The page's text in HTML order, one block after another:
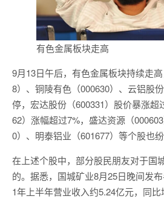
有色金属板块走高
9月13日午后，有色金属板块持续走
8）、铜陵有色（000630）、云铝股
停，宏达股份（600331）股价暴涨超
62）涨幅超过7%，盛达资源（
0）、明泰铝业（601677）等个股也纷
在上述个股中，部分股民朋友对于国
的。据悉，国城矿业8月25日晚间发
1年上半年营业收入约5.24亿元，同